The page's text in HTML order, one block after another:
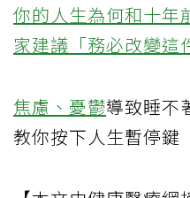
你的人生為何和十年
家建議「務必改變這
焦慮、 憂鬱導致睡不
教你按下人生暫停鍵